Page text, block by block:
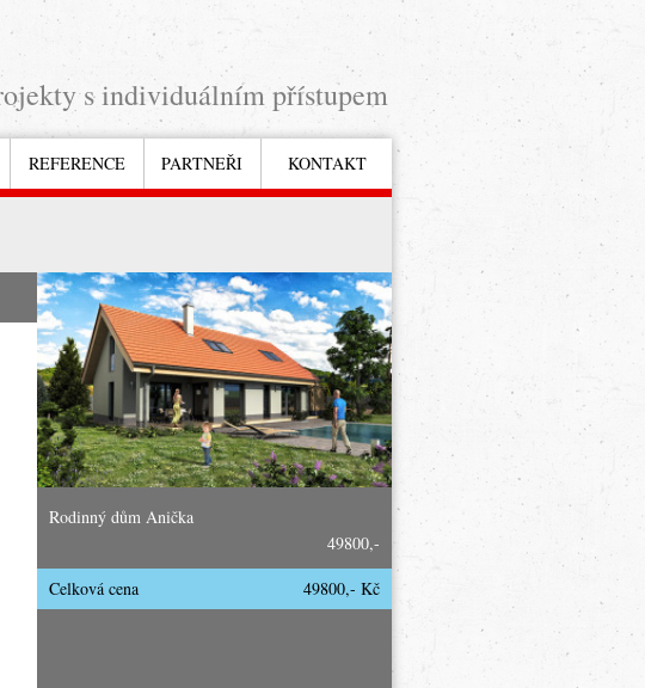
s individuálním přístupem
REFERENCE PARTNEŘI KONTAKT
Rodinný dům Anička
49800,-
Celková cena
,- Kč
49800